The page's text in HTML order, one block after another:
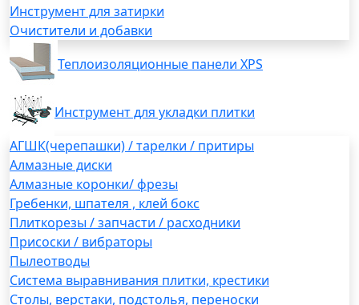
Инструмент для затирки
Очистители и добавки
Теплоизоляционные панели XPS
Инструмент для укладки плитки
АГШК(черепашки) / тарелки / притиры
Алмазные диски
Алмазные коронки/ фрезы
Гребенки, шпателя , клей бокс
Плиткорезы / запчасти / расходники
Присоски / вибраторы
Пылеотводы
Система выравнивания плитки, крестики
Столы, верстаки, подстолья, переноски